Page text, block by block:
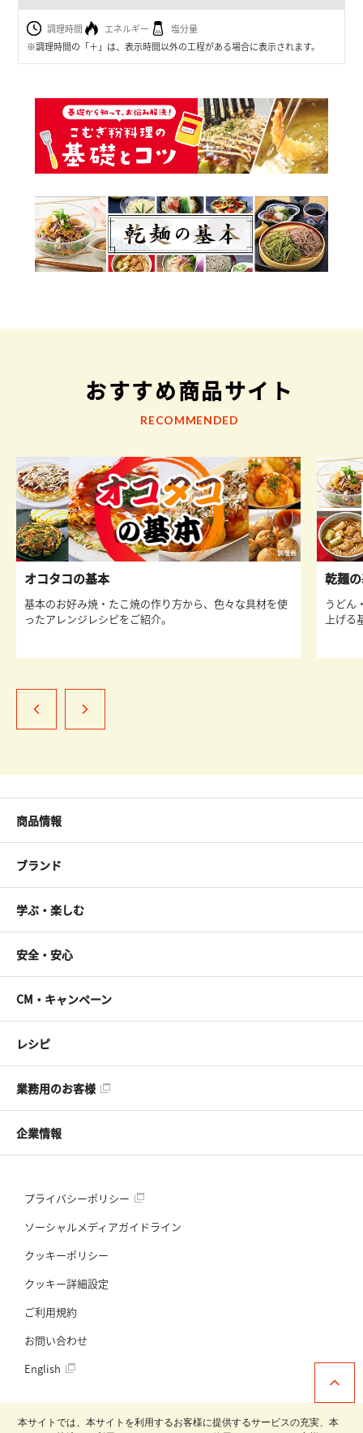
調理時間 エネルギー
塩分量
※調理時間の「＋」は、表示時間以外の工程がある場合に表示されます。
おすすめ商品サイト
RECOMMENDED
オコタコの基本
基本のお好み焼・たこ焼の作り方から、色々な具材を使
ったアレンジレシピをご紹介。
乾麺
うどん
上げ
商品情報
ブランド
学ぶ・楽しむ
安全・安心
CM・キャンペーン
レシピ
業務用のお客様
企業情報
プライバシーポリシー
ソーシャルメディアガイドライン
クッキーポリシー
クッキー詳細設定
ご利用規約
お問い合わせ
English
本サイトでは、本サイトを利用するお客様に提供するサービスの充実、本